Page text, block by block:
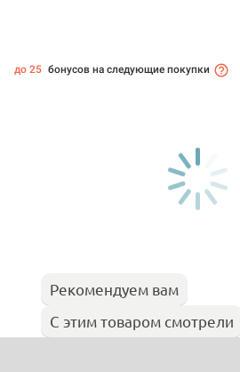
до 25 бонусов на следующие покупки
Рекомендуем вам
С этим товаром смотрели